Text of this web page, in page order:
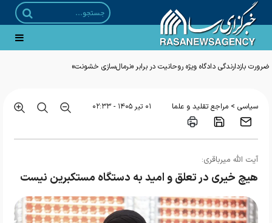
ضرورت بازدارندگی دادگاه ویژه روحانیت در برابر «نرمال‌سازی خشونت»
سیاسی > مراجع تقلید و علما ۰۱ تير ۱۴۰۵ - ۰۲:۳۳
آیت الله میرباقری:
هیچ خیری در تعلق و امید به دستگاه مستکبرین نیست